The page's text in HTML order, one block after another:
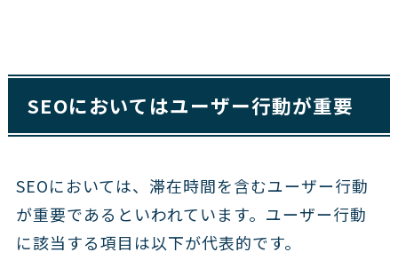
SEOにおいてはユーザー行動が重要
SEOにおいては、滞在時間を含むユーザー行動
が重要であるといわれています。ユーザー行動
に該当する項目は以下が代表的です。